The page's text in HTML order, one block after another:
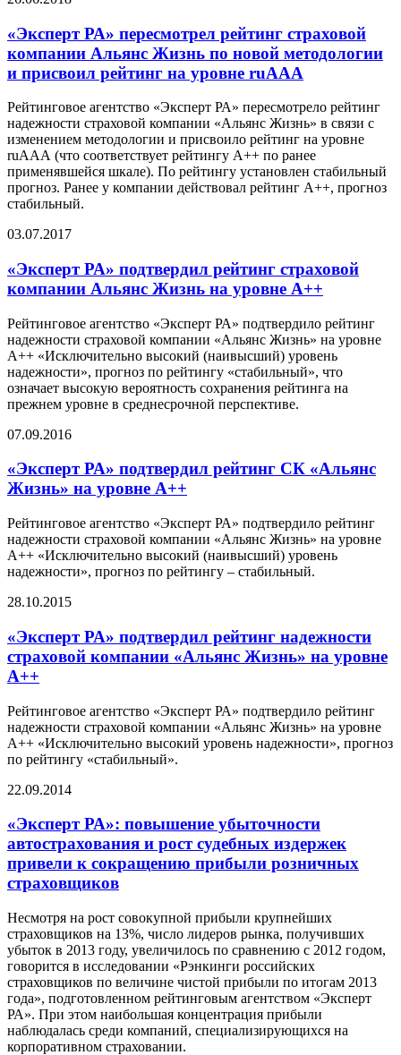
«Эксперт РА» пересмотрел рейтинг страховой
компании Альянс Жизнь по новой методологии
и присвоил рейтинг на уровне ruAAА
Рейтинговое агентство «Эксперт РА» пересмотрело рейтинг
надежности страховой компании «Альянс Жизнь» в связи с
изменением методологии и присвоило рейтинг на уровне
ruAAА (что соответствует рейтингу A++ по ранее
применявшейся шкале). По рейтингу установлен стабильный
прогноз. Ранее у компании действовал рейтинг A++, прогноз
стабильный.
03.07.2017
«Эксперт РА» подтвердил рейтинг страховой
компании Альянс Жизнь на уровне А++
Рейтинговое агентство «Эксперт РА» подтвердило рейтинг
надежности страховой компании «Альянс Жизнь» на уровне
А++ «Исключительно высокий (наивысший) уровень
надежности», прогноз по рейтингу «стабильный», что
означает высокую вероятность сохранения рейтинга на
прежнем уровне в среднесрочной перспективе.
07.09.2016
«Эксперт РА» подтвердил рейтинг СК «Альянс
Жизнь» на уровне A++
Рейтинговое агентство «Эксперт РА» подтвердило рейтинг
надежности страховой компании «Альянс Жизнь» на уровне
A++ «Исключительно высокий (наивысший) уровень
надежности», прогноз по рейтингу – стабильный.
28.10.2015
«Эксперт РА» подтвердил рейтинг надежности
страховой компании «Альянс Жизнь» на уровне
А++
Рейтинговое агентство «Эксперт РА» подтвердило рейтинг
надежности страховой компании «Альянс Жизнь» на уровне
А++ «Исключительно высокий уровень надежности», прогноз
по рейтингу «стабильный».
22.09.2014
«Эксперт РА»: повышение убыточности
автострахования и рост судебных издержек
привели к сокращению прибыли розничных
страховщиков
Несмотря на рост совокупной прибыли крупнейших
страховщиков на 13%, число лидеров рынка, получивших
убыток в 2013 году, увеличилось по сравнению с 2012 годом,
говорится в исследовании «Рэнкинги российских
страховщиков по величине чистой прибыли по итогам 2013
года», подготовленном рейтинговым агентством «Эксперт
РА». При этом наибольшая концентрация прибыли
наблюдалась среди компаний, специализирующихся на
корпоративном страховании.